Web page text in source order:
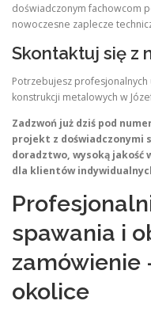
doświadczonym fachowcom
nowoczesne zaplecze
Skontaktuj się z
Potrzebujesz profesjonalnych
konstrukcji metalowych w
Zadzwoń już dziś pod
projekt z doświadczonymi
doradztwo, wysoką jakość
dla klientów
spawania i
zamówienie
okolice